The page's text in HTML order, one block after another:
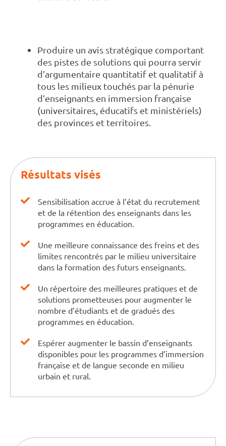
Produire un avis stratégique comportant
des pistes de solutions qui pourra servir
d’argumentaire quantitatif et qualitatif à
tous les milieux touchés par la pénurie
d’enseignants en immersion française
(universitaires, éducatifs et ministériels)
des provinces et territoires.
Résultats visés
Sensibilisation accrue à l’état du recrutement
et de la rétention des enseignants dans les
programmes en éducation.
Une meilleure connaissance des freins et des
limites rencontrés par le milieu universitaire
dans la formation des futurs enseignants.
Un répertoire des meilleures pratiques et de
solutions prometteuses pour augmenter le
nombre d’étudiants et de gradués des
programmes en éducation.
Espérer augmenter le bassin d’enseignants
disponibles pour les programmes d’immersion
française et de langue seconde en milieu
urbain et rural.